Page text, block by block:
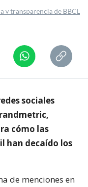
y transparencia de BBCL
sociales
cómo las
han decaído los
de menciones en